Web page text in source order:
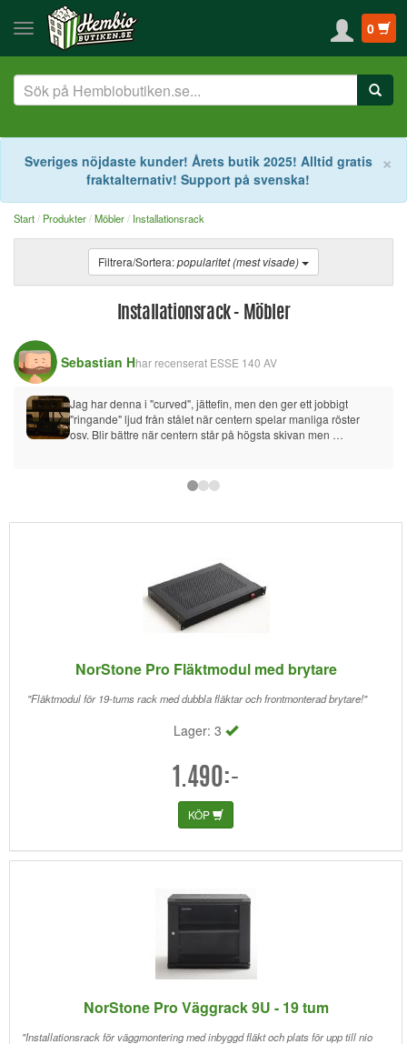
0
×
Sveriges nöjdaste kunder! Årets butik 2025! Alltid gratis
fraktalternativ! Support på svenska!
Start Produkter Möbler Installationsrack
Filtrera/Sortera:popularitet (mest visade)
Installationsrack - Möbler
Sebastian Hhar recenserat ESSE 140 AV
Jag har denna i "curved", jättefin, men den ger ett jobbigt
"ringande" ljud från stålet när centern spelar manliga röster
osv. Blir bättre när centern står på högsta skivan men
distraherande. Ursäkta stöket på bilden, testade möblering.
NorStone Pro Fläktmodul med brytare
"Fläktmodul för 19-tums rack med dubbla fläktar och frontmonterad brytare!"
Lager: 3
1.490:-
KÖP
NorStone Pro Väggrack 9U - 19 tum
"Installationsrack för väggmontering med inbyggd fläkt och plats för upp till nio